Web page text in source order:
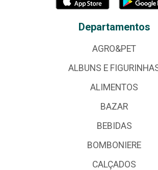
Departamentos
AGRO&PET
ALBUNS E
ALIMENTOS
BAZAR
BEBIDAS
BOMBONIERE
CALÇADOS